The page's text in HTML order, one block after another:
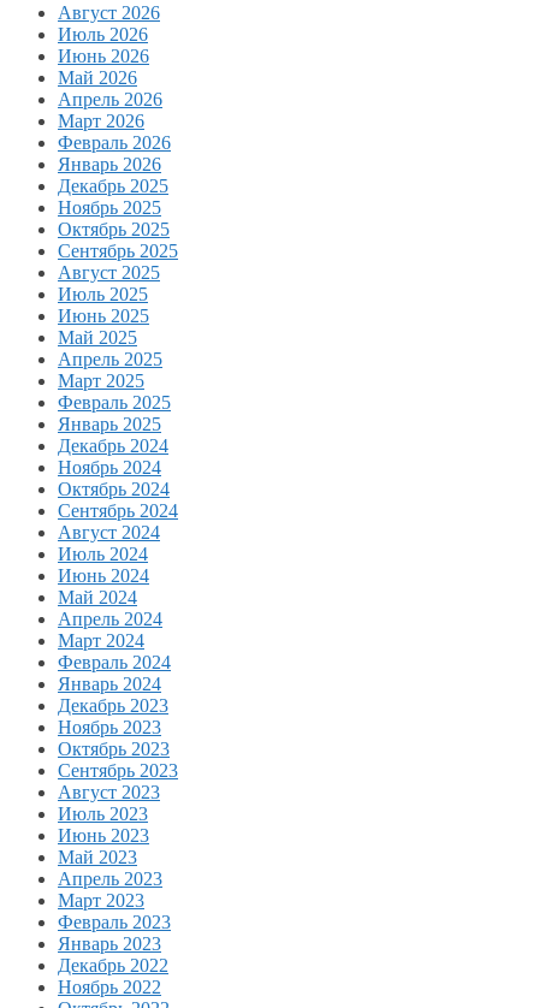
Август 2026
Июль 2026
Июнь 2026
Май 2026
Апрель 2026
Март 2026
Февраль 2026
Январь 2026
Декабрь 2025
Ноябрь 2025
Октябрь 2025
Сентябрь 2025
Август 2025
Июль 2025
Июнь 2025
Май 2025
Апрель 2025
Март 2025
Февраль 2025
Январь 2025
Декабрь 2024
Ноябрь 2024
Октябрь 2024
Сентябрь 2024
Август 2024
Июль 2024
Июнь 2024
Май 2024
Апрель 2024
Март 2024
Февраль 2024
Январь 2024
Декабрь 2023
Ноябрь 2023
Октябрь 2023
Сентябрь 2023
Август 2023
Июль 2023
Июнь 2023
Май 2023
Апрель 2023
Март 2023
Февраль 2023
Январь 2023
Декабрь 2022
Ноябрь 2022